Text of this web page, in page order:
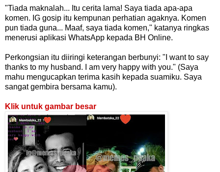
"Tiada maknalah... Itu cerita lama! Saya tiada apa-apa
komen. IG gosip itu kempunan perhatian agaknya. Komen
pun tiada guna... Maaf, saya tiada komen," katanya ringkas
menerusi aplikasi WhatsApp kepada BH Online.
Perkongsian itu diiringi keterangan berbunyi: "I want to say
thanks to my husband. I am very happy with you." (Saya
mahu mengucapkan terima kasih kepada suamiku. Saya
sangat gembira bersama kamu).
Klik untuk gambar besar